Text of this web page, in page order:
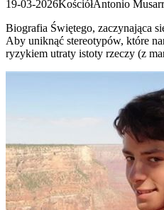
19-03-2026KościółAntonio
Biografia Świętego, zaczynająca
Aby uniknąć stereotypów, które
ryzykiem utraty istoty rzeczy (z